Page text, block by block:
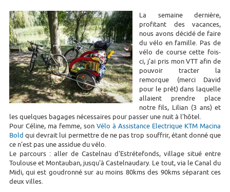
La semaine dernière,
profitant des vacances,
nous avons décidé de faire
du vélo en famille. Pas de
vélo de course cette fois-
ci, j'ai pris mon VTT afin de
pouvoir tracter la
remorque (merci David
pour le prêt) dans laquelle
allaient prendre place
notre fils, Lilian (3 ans) et
les quelques bagages nécessaires pour passer une nuit à l'hôtel.
Pour Céline, ma femme, son Vélo à Assistance Electrique KTM Macina
Bold qui devrait lui permettre de ne pas trop souffrir, étant donné que
ce n'est pas une assidue du vélo.
Le parcours : aller de Castelnau d'Estrétefonds, village situé entre
Toulouse et Montauban, jusqu'à Castelnaudary. Le tout, via le Canal du
Midi, qui est goudronné sur au moins 80kms des 90kms séparant ces
deux villes.